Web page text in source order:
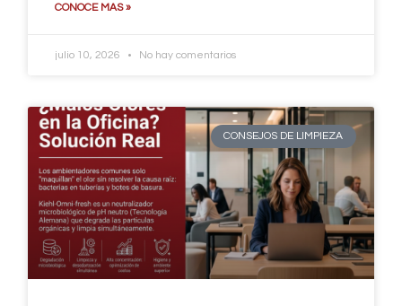
CONOCE MAS »
julio 10, 2026 No hay comentarios
CONSEJOS DE LIMPIEZA